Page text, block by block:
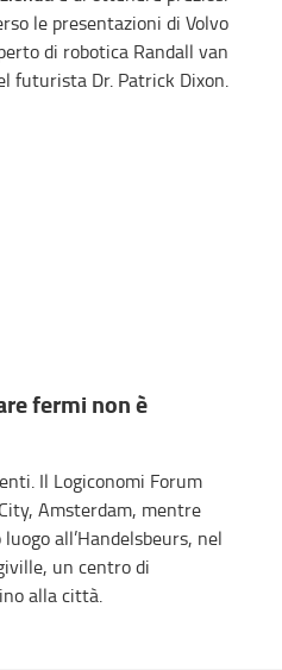
le presentazioni di Volvo
di robotica Randall van
futurista Dr. Patrick Dixon.
fermi non è
Il Logiconomi Forum
Amsterdam, mentre
all’Handelsbeurs, nel
un centro di
alla città.